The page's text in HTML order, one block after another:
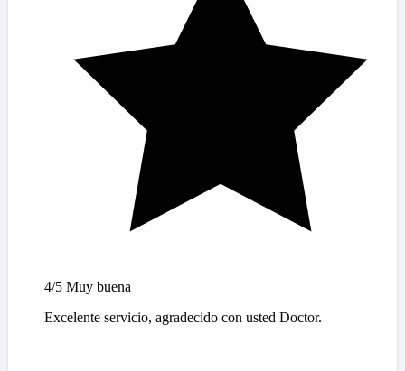
4/5 Muy buena
Excelente servicio, agradecido con usted Doctor.